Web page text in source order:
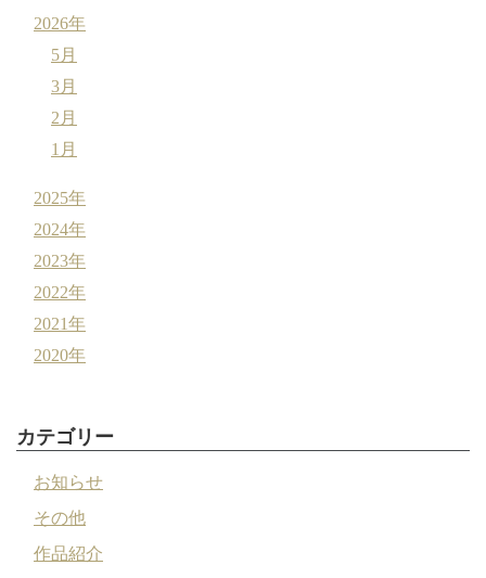
2026年
5月
3月
2月
1月
2025年
2024年
2023年
2022年
2021年
2020年
カテゴリー
お知らせ
その他
作品紹介